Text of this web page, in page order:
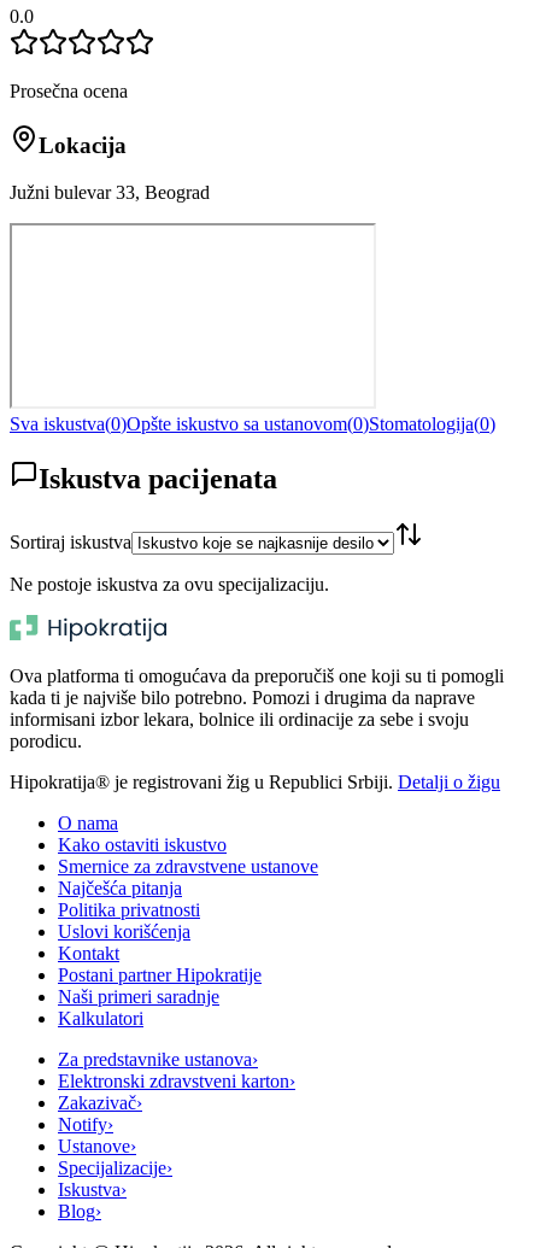
0.0
Prosečna ocena
Lokacija
Južni bulevar 33, Beograd
Sva iskustva(0)Opšte iskustvo sa ustanovom(0)Stomatologija(0)
Iskustva pacijenata
Sortiraj iskustva
Ne postoje iskustva za ovu specijalizaciju.
Ova platforma ti omogućava da preporučiš one koji su ti pomogli
kada ti je najviše bilo potrebno. Pomozi i drugima da naprave
informisani izbor lekara, bolnice ili ordinacije za sebe i svoju
porodicu.
Hipokratija® je registrovani žig u Republici Srbiji. Detalji o žigu
O nama
Kako ostaviti iskustvo
Smernice za zdravstvene ustanove
Najčešća pitanja
Politika privatnosti
Uslovi korišćenja
Kontakt
Postani partner Hipokratije
Naši primeri saradnje
Kalkulatori
Za predstavnike ustanova›
Elektronski zdravstveni karton›
Zakazivač›
Notify›
Ustanove›
Specijalizacije›
Iskustva›
Blog›